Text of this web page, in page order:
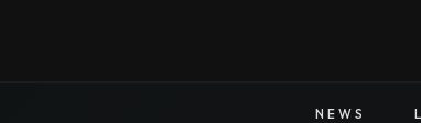
NEWS